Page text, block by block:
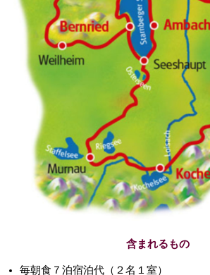
含まれるもの
毎朝食７泊宿泊代（２名１室）